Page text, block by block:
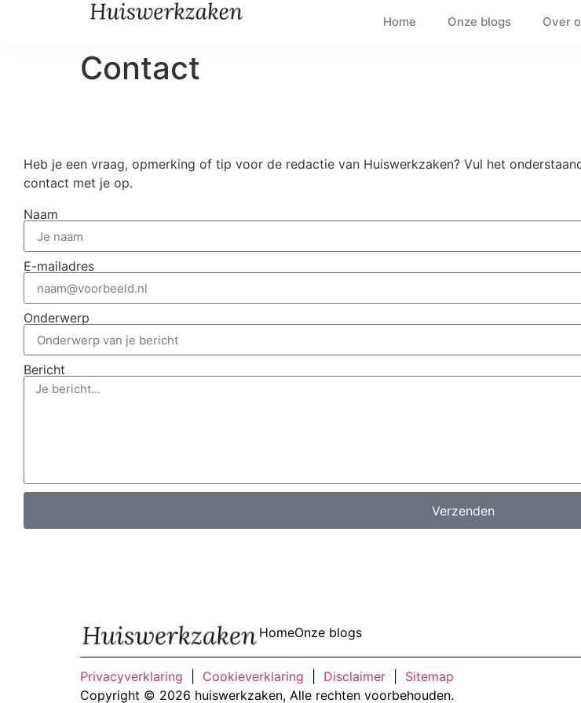
Home Onze blogs Over
Contact
Heb je een vraag, opmerking of tip voor de redactie van Huiswerkzaken? Vul het
contact met je op.
Naam
E-mailadres
Onderwerp
Bericht
Verzenden
HomeOnze blogs
Privacyverklaring Cookieverklaring Disclaimer
Sitemap
Copyright © 2026 huiswerkzaken, Alle rechten voorbehouden.